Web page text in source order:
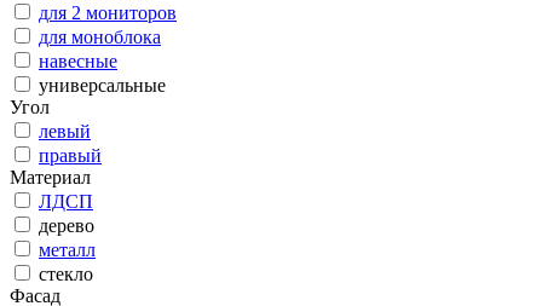
для 2 мониторов
для моноблока
навесные
универсальные
Угол
левый
правый
Материал
ЛДСП
дерево
металл
стекло
Фасад